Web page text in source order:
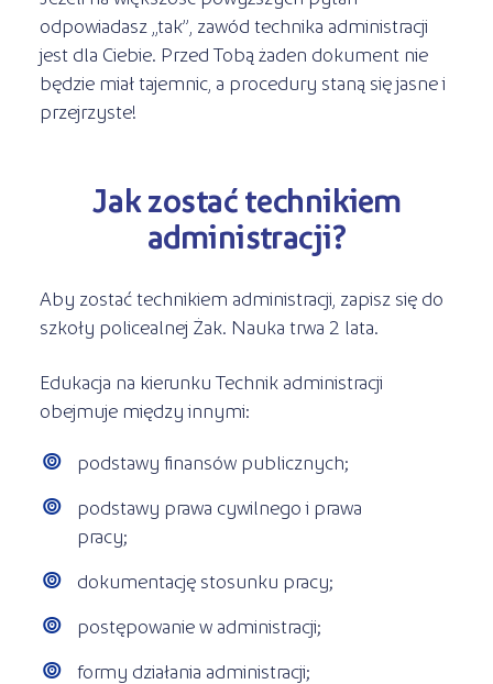
odpowiadasz „tak”, zawód technika administracji
jest dla Ciebie. Przed Tobą żaden dokument nie
będzie miał tajemnic, a procedury staną się jasne i
przejrzyste!
Jak zostać technikiem
administracji?
Aby zostać technikiem administracji, zapisz się do
szkoły policealnej Żak. Nauka trwa 2 lata.
Edukacja na kierunku Technik administracji
obejmuje między innymi:
podstawy finansów publicznych;
podstawy prawa cywilnego i prawa
pracy;
dokumentację stosunku pracy;
postępowanie w administracji;
formy działania administracji;